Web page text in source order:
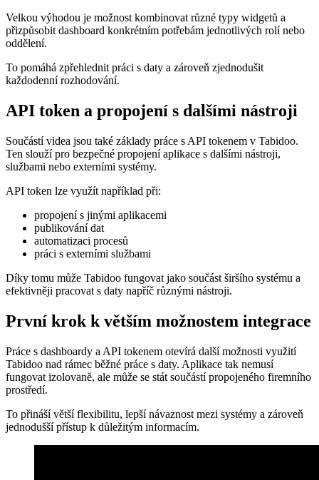
Velkou výhodou je možnost kombinovat různé typy widgetů a
přizpůsobit dashboard konkrétním potřebám jednotlivých rolí nebo
oddělení.
To pomáhá zpřehlednit práci s daty a zároveň zjednodušit
každodenní rozhodování.
API token a propojení s dalšími nástroji
Součástí videa jsou také základy práce s API tokenem v Tabidoo.
Ten slouží pro bezpečné propojení aplikace s dalšími nástroji,
službami nebo externími systémy.
API token lze využít například při:
propojení s jinými aplikacemi
publikování dat
automatizaci procesů
práci s externími službami
Díky tomu může Tabidoo fungovat jako součást širšího systému a
efektivněji pracovat s daty napříč různými nástroji.
První krok k větším možnostem integrace
Práce s dashboardy a API tokenem otevírá další možnosti využití
Tabidoo nad rámec běžné práce s daty. Aplikace tak nemusí
fungovat izolovaně, ale může se stát součástí propojeného firemního
prostředí.
To přináší větší flexibilitu, lepší návaznost mezi systémy a zároveň
jednodušší přístup k důležitým informacím.